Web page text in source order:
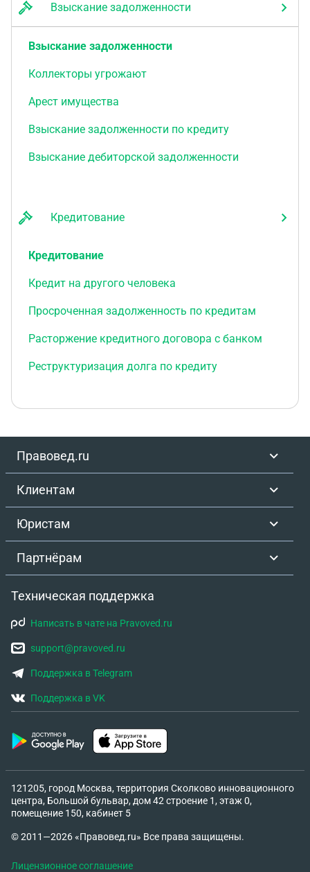
Взыскание задолженности
Взыскание задолженности
Коллекторы угрожают
Арест имущества
Взыскание задолженности по кредиту
Взыскание дебиторской задолженности
Кредитование
Кредитование
Кредит на другого человека
Просроченная задолженность по кредитам
Расторжение кредитного договора с банком
Реструктуризация долга по кредиту
Правовед.ru
Клиентам
Юристам
Партнёрам
Техническая поддержка
Написать в чате на Pravoved.ru
support@pravoved.ru
Поддержка в Telegram
Поддержка в VK
121205, город Москва, территория Сколково инновационного
центра, Большой бульвар, дом 42 строение 1, этаж 0,
помещение 150, кабинет 5
© 2011—2026 «Правовед.ru» Все права защищены.
Лицензионное соглашение